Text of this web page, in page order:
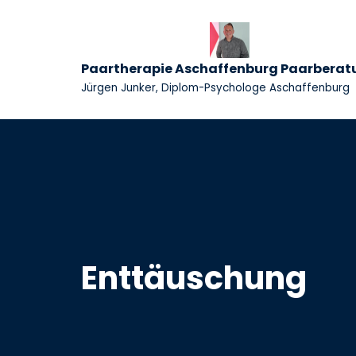
Paartherapie Aschaffenburg
Jürgen Junker, Diplom-Psychologe Aschaffenburg
Enttäuschung